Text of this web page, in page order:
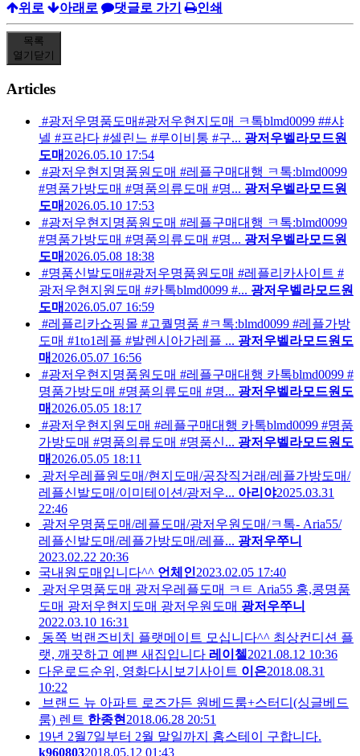
위로 아래로 댓글로 가기 인쇄
목록
열기 닫기
Articles
#광저우명품도매#광저우현지도매 ㅋ톡blmd0099 ##샤
넬 #프라다 #셀린느 #루이비통 #구... 광저우벨라모드원
도매 2026.05.10 17:54
#광저우현지명품원도매 #레플구매대행 ㅋ톡:blmd0099
#명품가방도매 #명품의류도매 #명... 광저우벨라모드원
도매 2026.05.10 17:53
#광저우현지명품원도매 #레플구매대행 ㅋ톡:blmd0099
#명품가방도매 #명품의류도매 #명... 광저우벨라모드원
도매 2026.05.08 18:38
#명품신발도매#광저우명품원도매 #레플리카사이트 #
광저우현지원도매 #카톡blmd0099 #... 광저우벨라모드원
도매 2026.05.07 16:59
#레플리카쇼핑몰 #고퀄명품 #ㅋ톡:blmd0099 #레플가방
도매 #1to1레플 #발렌시아가레플 ... 광저우벨라모드원도
매 2026.05.07 16:56
#광저우현지명품원도매 #레플구매대행 카톡blmd0099 #
명품가방도매 #명품의류도매 #명... 광저우벨라모드원도
매 2026.05.05 18:17
#광저우현지원도매 #레플구매대행 카톡blmd0099 #명품
가방도매 #명품의류도매 #명품신... 광저우벨라모드원도
매 2026.05.05 18:11
광저우레플원도매/현지도매/공장직거래/레플가방도매/
레플신발도매/이미테이션/광저우... 아리야2025.03.31
22:46
광저우명품도매/레플도매/광저우원도매/ㅋ톡- Aria55/
레플신발도매/레플가방도매/레플... 광저우쭈니
2023.02.22 20:36
국내원도매입니다^^ 언체인2023.02.05 17:40
광저우명품도매 광저우레플도매 ㅋㅌ Aria55 홍,콩명품
도매 광저우현지도매 광저우원도매 광저우쭈니
2022.03.10 16:31
동쪽 벅랜즈비치 플랫메이트 모십니다^^ 최상컨디션 플
랫, 깨끗하고 예쁜 새집입니다 레이첼 2021.08.12 10:36
다운로드순위, 영화다시보기사이트 이은2018.08.31
10:22
브랜드 뉴 아파트 로즈가든 원베드룸+스터디(싱글베드
룸) 렌트 한종현 2018.06.28 20:51
19년 2월7일부터 2월 말일까지 홈스테이 구합니다.
k9608032018.05.12 01:43